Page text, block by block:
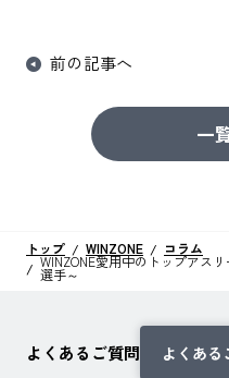
前の記事へ
一
トップ WINZONE コラム
WINZONE愛用中のトップアス
選手～
よくあるご質問 よくある